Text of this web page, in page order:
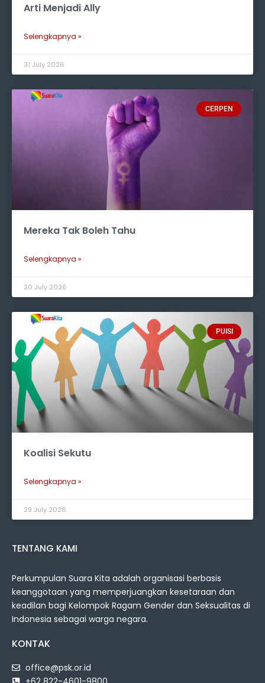
Arti Menjadi Ally
Selengkapnya »
31 July 2026
CERPEN
Mereka Tak Boleh Tahu
Selengkapnya »
30 July 2026
PUISI
Koalisi Sekutu
Selengkapnya »
29 July 2026
TENTANG KAMI
Perkumpulan Suara Kita adalah organisasi berbasis
keanggotaan yang memperjuangkan kesetaraan dan
keadilan bagi Kelompok Ragam Gender dan Seksualitas di
Indonesia sebagai warga negara.
KONTAK
office@psk.or.id